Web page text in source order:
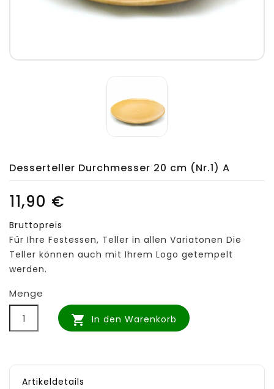
Desserteller Durchmesser 20 cm (Nr.1) A
11,90 €
Bruttopreis
Für Ihre Festessen, Teller in allen Variatonen Die
Teller können auch mit Ihrem Logo getempelt
werden.
Menge
 In den Warenkorb
Artikeldetails